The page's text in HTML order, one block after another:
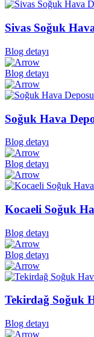
Sivas Soğuk
Blog detayı
Blog detayı
Soğuk Hava
Blog detayı
Blog detayı
Kocaeli Soğuk
Blog detayı
Blog detayı
Tekirdağ Soğuk
Blog detayı